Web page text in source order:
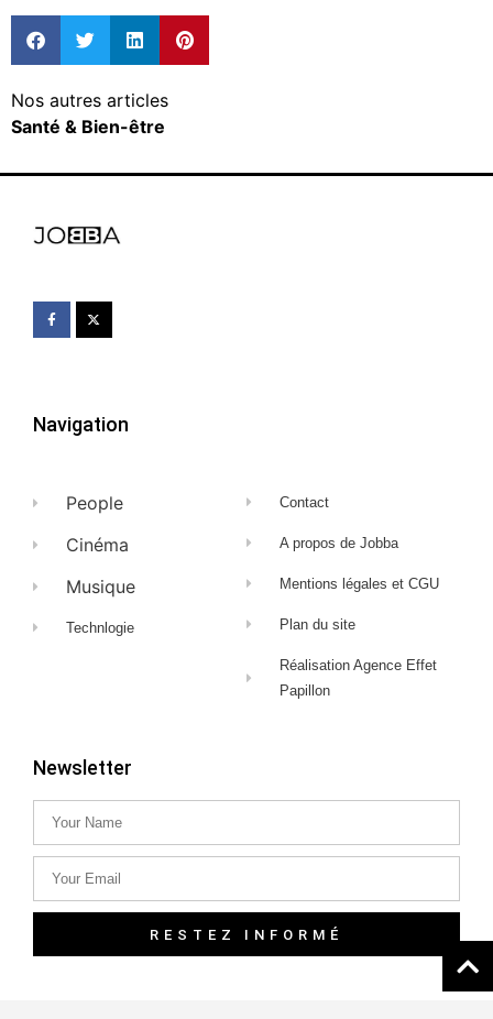
Nos autres articles
Santé & Bien-être
Navigation
People
Cinéma
Musique
Technlogie
Contact
A propos de Jobba
Mentions légales et CGU
Plan du site
Réalisation Agence Effet
Papillon
Newsletter
RESTEZ INFORMÉ